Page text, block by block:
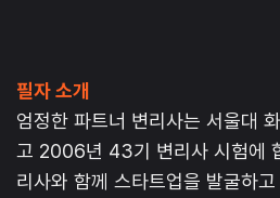
필자 소개
엄정한 파트너 변리사는 서울대
고 2006년 43기 변리사 시험에
리사와 함께 스타트업을 발굴하고